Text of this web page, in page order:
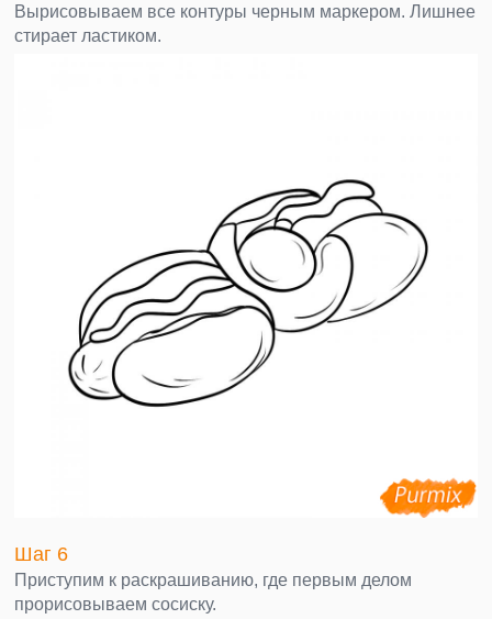
Вырисовываем все контуры черным маркером. Лишнее
стирает ластиком.
Шаг 6
Приступим к раскрашиванию, где первым делом
прорисовываем сосиску.